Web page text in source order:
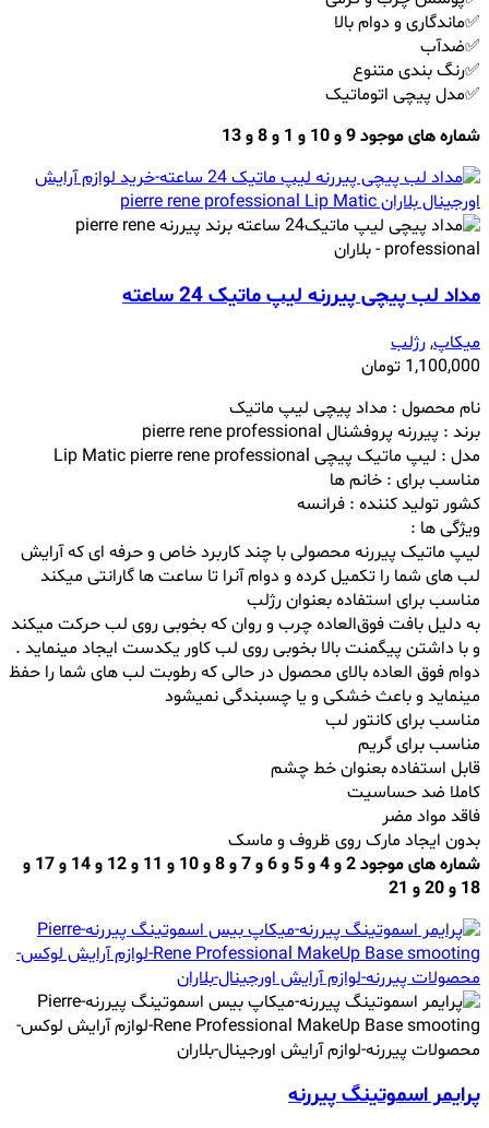
✅ماندگاری و دوام بالا
✅ضدآب
✅رنگ بندی متنوع
✅مدل پیچی اتوماتیک
شماره های موجود 9 و 10 و 1 و 8 و 13
مداد لب پیچی پیررنه لیپ ماتیک 24 ساعته
میکاپ,رژلب
1,100,000 تومان
نام محصول : مداد پیچی لیپ ماتیک
برند : پیررنه پروفشنال pierre rene professional
مدل : لیپ ماتیک پیچی Lip Matic pierre rene professional
مناسب برای : خانم ها
کشور تولید کننده : فرانسه
ویژگی ها :
لیپ ماتیک پیررنه محصولی با چند کاربرد خاص و حرفه ای که آرایش
لب های شما را تکمیل کرده و دوام آنرا تا ساعت ها گارانتی میکند
مناسب برای استفاده بعنوان رژلب
به دلیل بافت فوق‌العاده چرب و روان که بخوبی روی لب حرکت میکند
و با داشتن پیگمنت بالا بخوبی روی لب کاور یکدست ایجاد مینماید .
دوام فوق العاده بالای محصول در حالی که رطوبت لب های شما را حفظ
مینماید و باعث خشکی و یا چسبندگی نمیشود
مناسب برای کانتور لب
مناسب برای گریم
قابل استفاده بعنوان خط چشم
کاملا ضد حساسیت
فاقد مواد مضر
بدون ایجاد مارک روی ظروف و ماسک
شماره های موجود 2 و 4 و 5 و 6 و 7 و 8 و 10 و 11 و 12 و 14 و 17 و
18 و 20 و 21
پرایمر اسموتینگ پیررنه